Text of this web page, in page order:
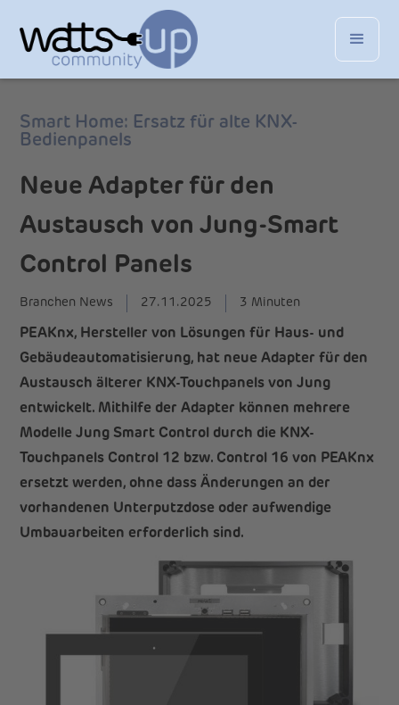
Smart Home: Ersatz für alte KNX-
Bedienpanels
Neue Adapter für den
Austausch von Jung-Smart
Control Panels
Branchen News 27.11.2025 3 Minuten
PEAKnx, Hersteller von Lösungen für Haus- und
Gebäudeautomatisierung, hat neue Adapter für den
Austausch älterer KNX-Touchpanels von Jung
entwickelt. Mithilfe der Adapter können mehrere
Modelle Jung Smart Control durch die KNX-
Touchpanels Control 12 bzw. Control 16 von PEAKnx
ersetzt werden, ohne dass Änderungen an der
vorhandenen Unterputzdose oder aufwendige
Umbauarbeiten erforderlich sind.